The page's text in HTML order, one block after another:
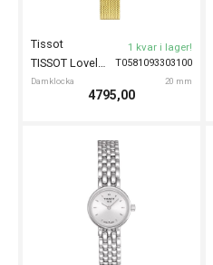
T0581093303100
Tissot
Damklocka 20 mm
1 kvar i lager!
4795,00